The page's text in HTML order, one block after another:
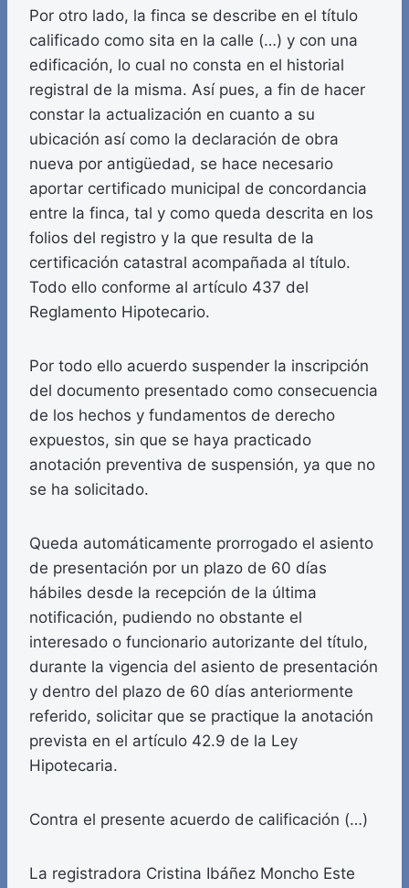
Por otro lado, la finca se describe en el título
calificado como sita en la calle (…) y con una
edificación, lo cual no consta en el historial
registral de la misma. Así pues, a fin de hacer
constar la actualización en cuanto a su
ubicación así como la declaración de obra
nueva por antigüedad, se hace necesario
aportar certificado municipal de concordancia
entre la finca, tal y como queda descrita en los
folios del registro y la que resulta de la
certificación catastral acompañada al título.
Todo ello conforme al artículo 437 del
Reglamento Hipotecario.
Por todo ello acuerdo suspender la inscripción
del documento presentado como consecuencia
de los hechos y fundamentos de derecho
expuestos, sin que se haya practicado
anotación preventiva de suspensión, ya que no
se ha solicitado.
Queda automáticamente prorrogado el asiento
de presentación por un plazo de 60 días
hábiles desde la recepción de la última
notificación, pudiendo no obstante el
interesado o funcionario autorizante del título,
durante la vigencia del asiento de presentación
y dentro del plazo de 60 días anteriormente
referido, solicitar que se practique la anotación
prevista en el artículo 42.9 de la Ley
Hipotecaria.
Contra el presente acuerdo de calificación (…)
La registradora Cristina Ibáñez Moncho Este